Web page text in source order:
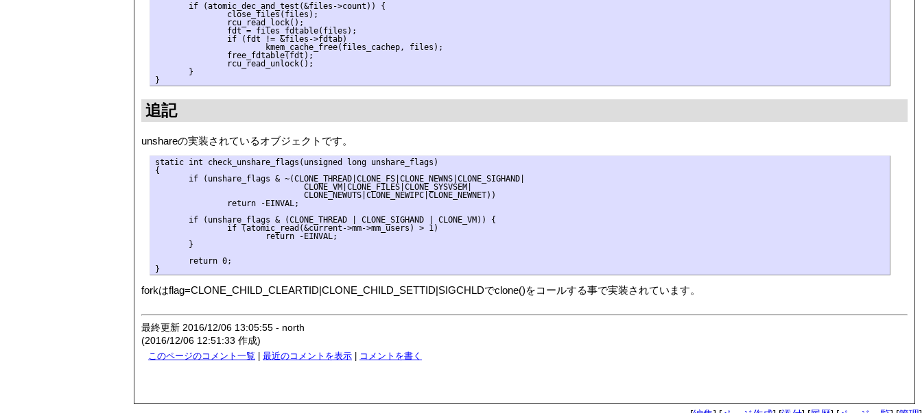
       if (atomic_dec_and_test(&files->count)) {
               close_files(files);
               rcu_read_lock();
               fdt = files_fdtable(files);
               if (fdt != &files->fdtab)
                       kmem_cache_free(files_cachep, files);
               free_fdtable(fdt);
               rcu_read_unlock();
       }
追記
unshareの実装されているオブジェクトです。
static int check_unshare_flags(unsigned long unshare_flags)
{
       if (unshare_flags & ~(CLONE_THREAD|CLONE_FS|CLONE_NEWNS|CLONE_SIGHAND|
                               CLONE_VM|CLONE_FILES|CLONE_SYSVSEM|
                               CLONE_NEWUTS|CLONE_NEWIPC|CLONE_NEWNET))
               return -EINVAL;
       if (unshare_flags & (CLONE_THREAD | CLONE_SIGHAND | CLONE_VM)) {
               if (atomic_read(&current->mm->mm_users) > 1)
                       return -EINVAL;
       }
       return 0;
forkはflag=CLONE_CHILD_CLEARTID|CLONE_CHILD_SETTID|SIGCHLDでclone()をコールする事で実装されています。
最終更新 2016/12/06 13:05:55 - north
(2016/12/06 12:51:33 作成)
このページのコメント一覧 | 最近のコメントを表示 | コメントを書く